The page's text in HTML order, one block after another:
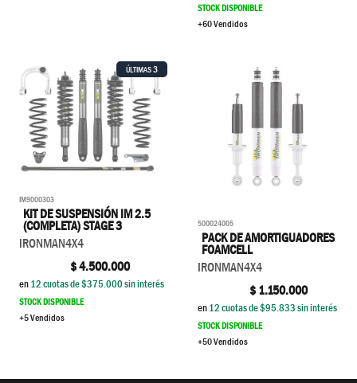
STOCK DISPONIBLE
+60 Vendidos
ÚLTIMAS3
IM9000303
KIT DE SUSPENSIÓN IM 2.5
(COMPLETA) STAGE 3
IRONMAN4X4
$4.500.000
en12cuotas de $375.000sin interés
STOCK DISPONIBLE
+5 Vendidos
500024005
PACK DE AMORTIGUADORES
FOAMCELL
IRONMAN4X4
$1.150.000
en12cuotas de $95.833sin interés
STOCK DISPONIBLE
+50 Vendidos